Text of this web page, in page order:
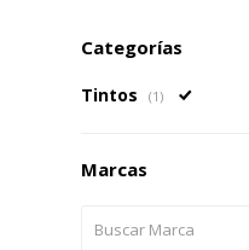
Categorías
Tintos (1)
Marcas